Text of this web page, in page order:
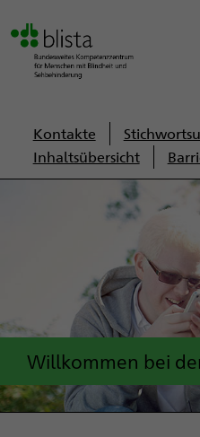
Servicenavigation
Kontakte
Inhaltsübersicht
Willkommen bei